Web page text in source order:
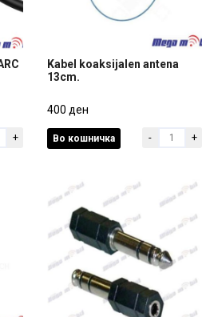
+
13cm.
400 ден
Kabel koaksijalen antena
13cm.
400 ден
Во кошничка - +